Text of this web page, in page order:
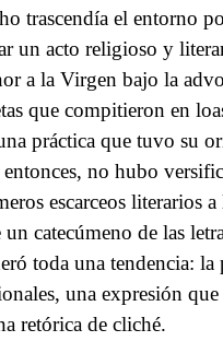
trascendía el entorno
un acto religioso y
a la Virgen bajo la
que compitieron en
práctica que tuvo su
no hubo
escarceos literarios
un catecúmeno de las
toda una tendencia:
una expresión
retórica de cliché.